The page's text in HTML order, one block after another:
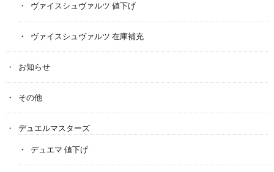
ヴァイスシュヴァルツ 値下げ
ヴァイスシュヴァルツ 在庫補充
お知らせ
その他
デュエルマスターズ
デュエマ 値下げ